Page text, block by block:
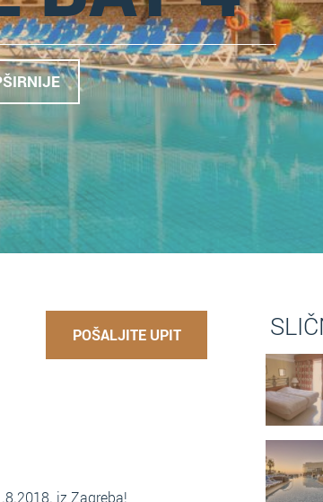
POŠALJITE UPIT
iz Zagreba!